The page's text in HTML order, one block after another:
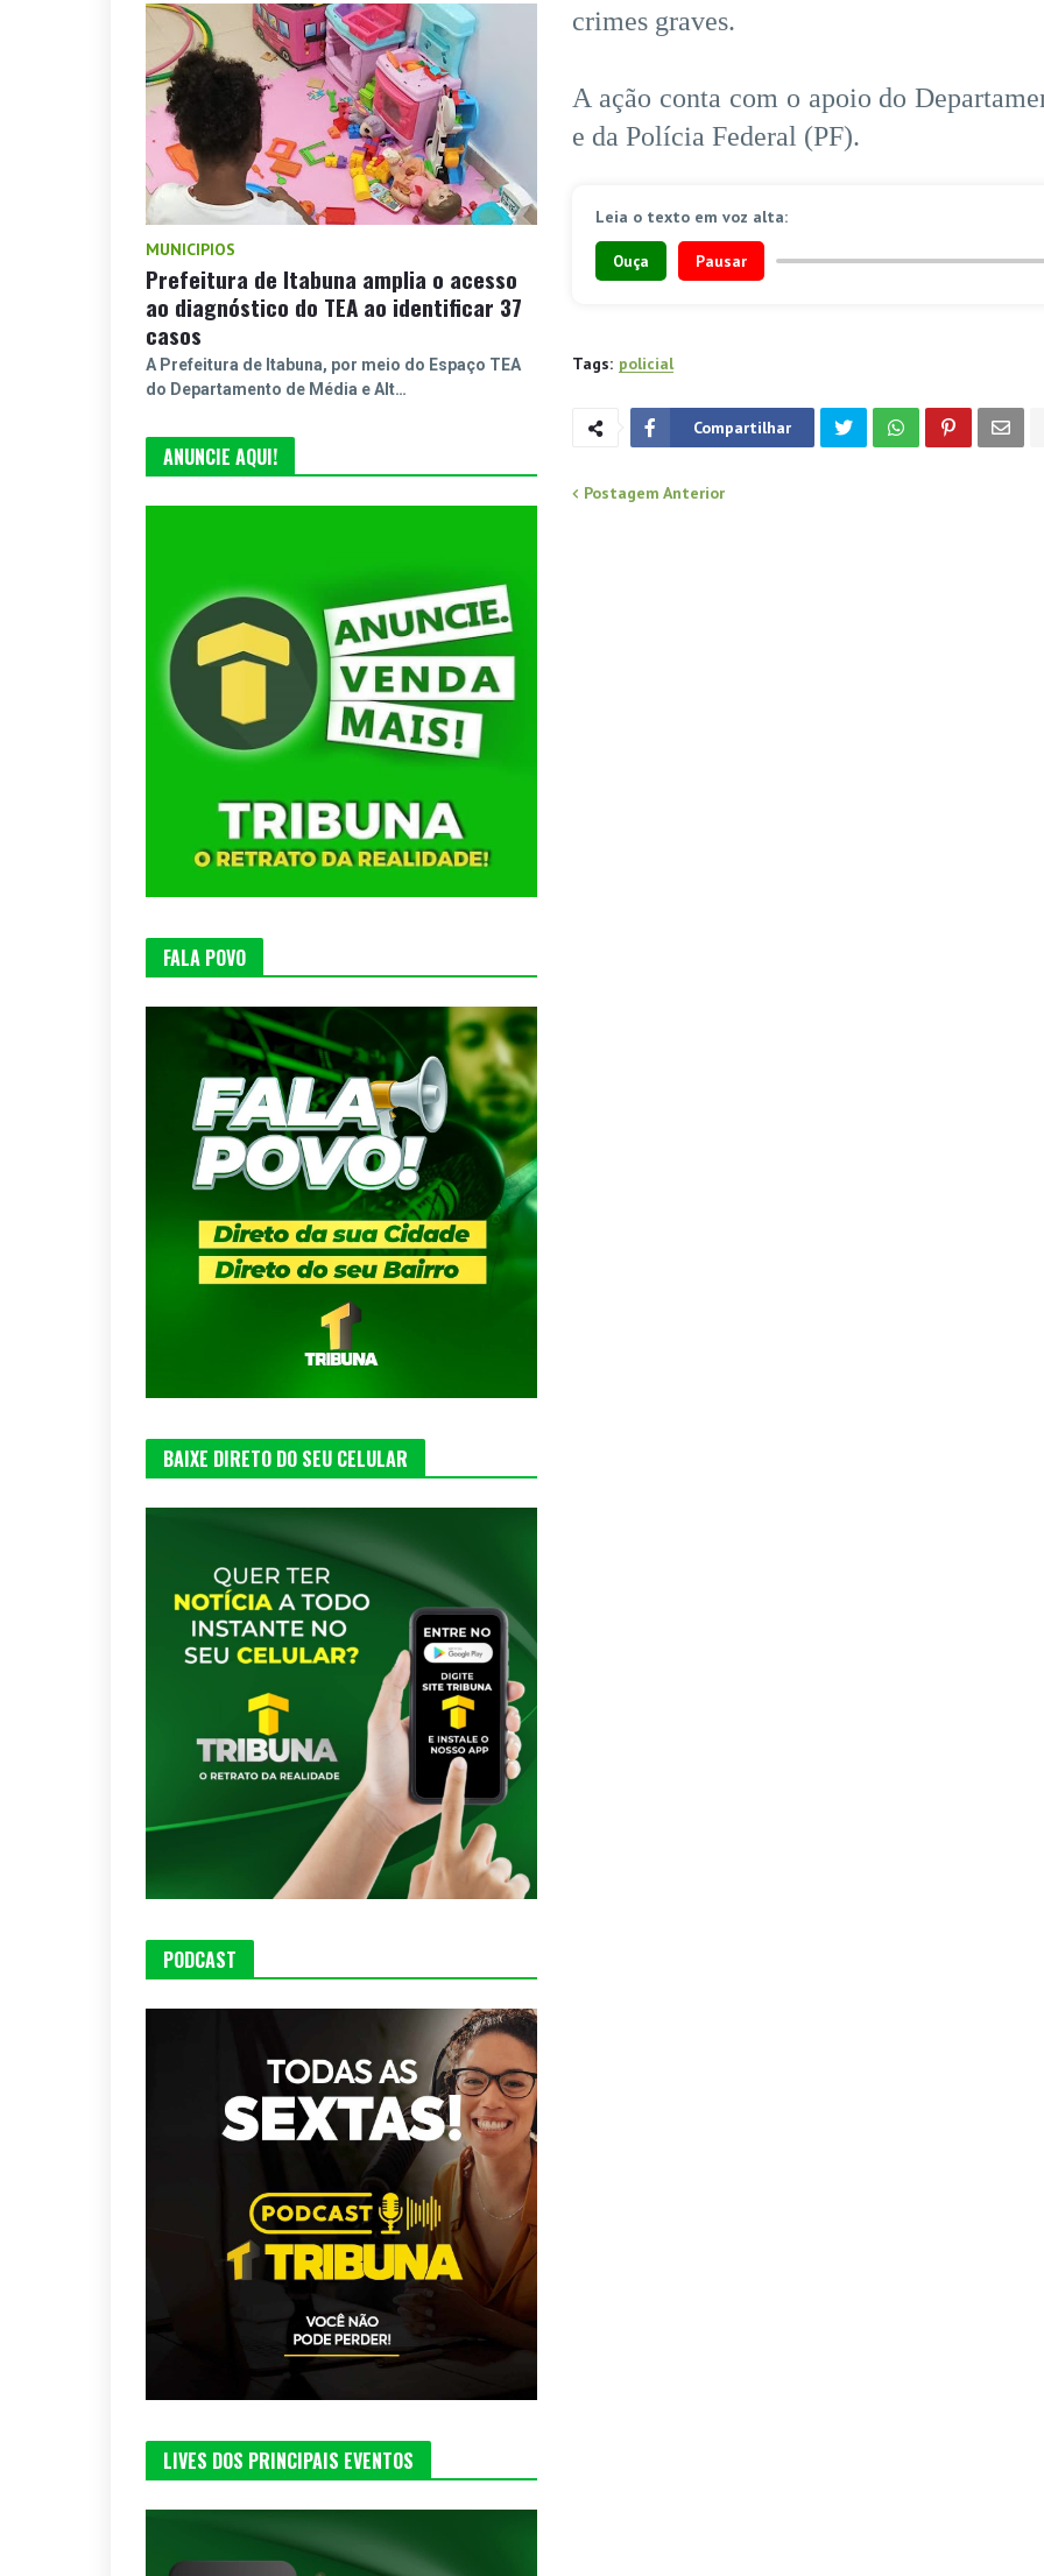
crimes graves.
A ação conta com o apoio do
e da Polícia Federal (PF).
Leia o texto em voz alta:
Ouça Pausar
Tags: policial
Compartilhar
Postagem Anterior
MUNICIPIOS
Prefeitura de Itabuna amplia o acesso
ao diagnóstico do TEA ao identificar 37
casos
A Prefeitura de Itabuna, por meio do Espaço TEA
do Departamento de Média e Alt…
ANUNCIE AQUI!
FALA POVO
BAIXE DIRETO DO SEU CELULAR
PODCAST
LIVES DOS PRINCIPAIS EVENTOS